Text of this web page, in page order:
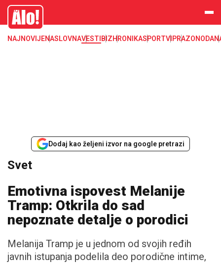
Svet, Ruske vesti, Planeta, Region
Alo
NAJNOVIJENASLOVNAVESTI BIZHRONIKASPORTVIPRAZONODA
Dodaj kao željeni izvor na google pretrazi
Svet
Emotivna ispovest Melanije
Tramp: Otkrila do sad
nepoznate detalje o porodici
Melanija Tramp je u jednom od svojih ređih
javnih istupanja podelila deo porodične intime,